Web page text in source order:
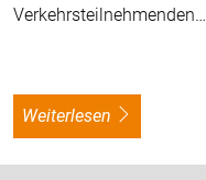
Verkehrsteilnehmenden…
weiterlesen